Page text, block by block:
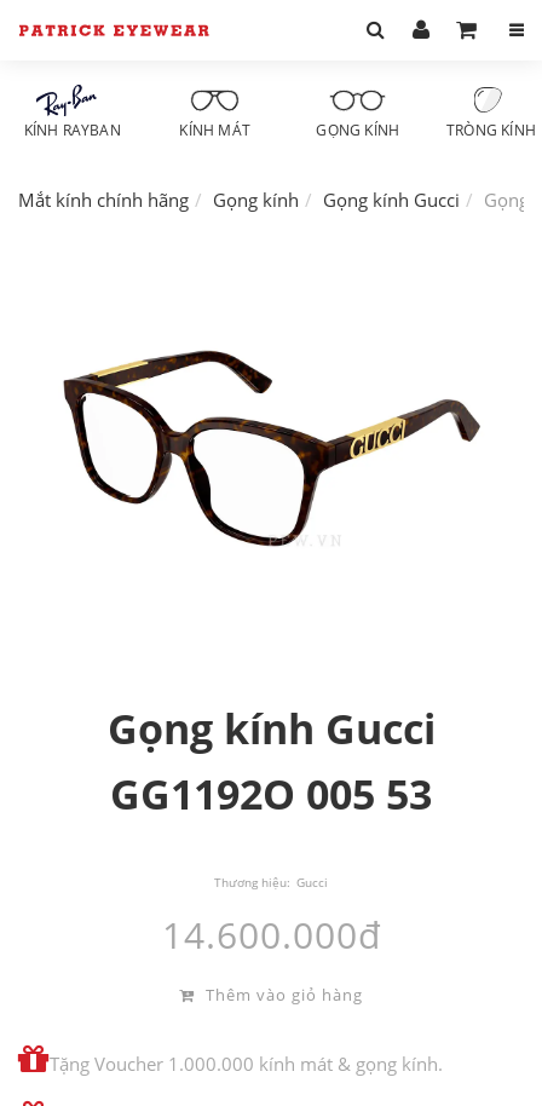
KÍNH RAYBAN KÍNH MÁT GỌNG KÍNH TRÒNG KÍNH
Mắt kính chính hãng Gọng kính Gọng kính Gucci Gọng
Gọng kính Gucci
GG1192O 005 53
Thương hiệu: Gucci
14.600.000đ
Thêm vào giỏ hàng
Tặng Voucher 1.000.000 kính mát & gọng kính.